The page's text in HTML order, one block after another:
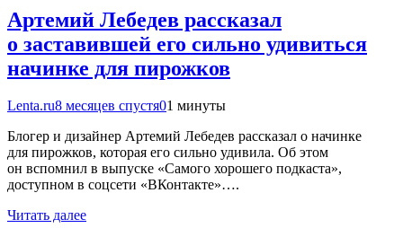
Артемий Лебедев рассказал
о заставившей его сильно удивиться
начинке для пирожков
Lenta.ru8 месяцев спустя01 минуты
Блогер и дизайнер Артемий Лебедев рассказал о начинке
для пирожков, которая его сильно удивила. Об этом
он вспомнил в выпуске «Самого хорошего подкаста»,
доступном в соцсети «ВКонтакте»….
Читать далее